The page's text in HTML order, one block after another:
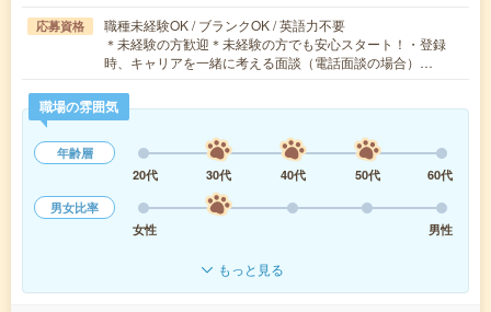
応募資格
職種未経験OK / ブランクOK / 英語力不要
＊未経験の方歓迎＊未経験の方でも安心スタート！・登録
時、キャリアを一緒に考える面談（電話面談の場合）…
職場の雰囲気
年齢層
20代
30代 40代 50代
60代
男女比率
女性
男性
もっと見る